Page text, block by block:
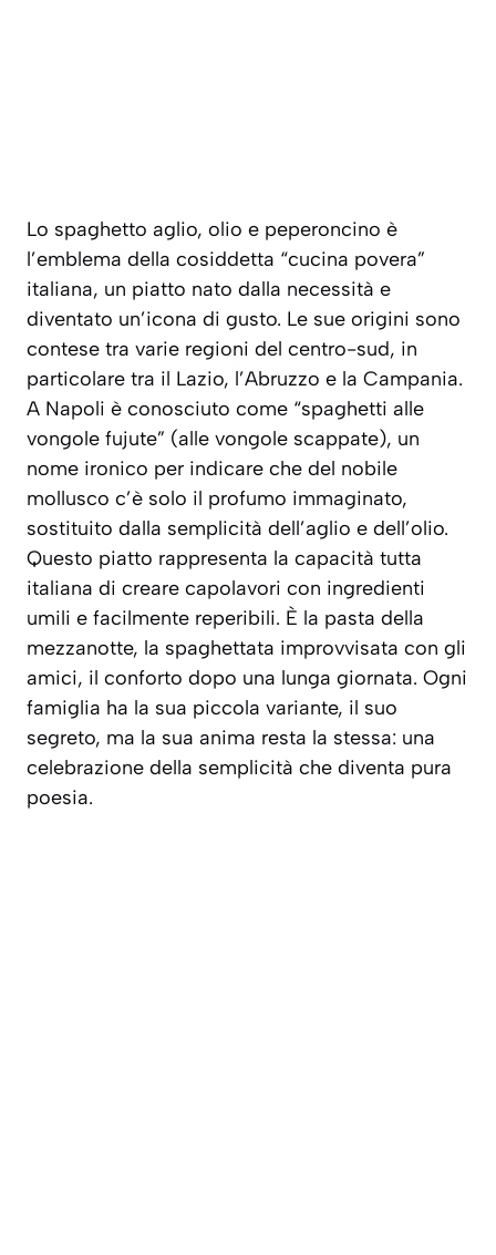
Lo spaghetto aglio, olio e peperoncino è
l’emblema della cosiddetta “cucina povera”
italiana, un piatto nato dalla necessità e
diventato un’icona di gusto. Le sue origini sono
contese tra varie regioni del centro-sud, in
particolare tra il Lazio, l’Abruzzo e la Campania.
A Napoli è conosciuto come “spaghetti alle
vongole fujute” (alle vongole scappate), un
nome ironico per indicare che del nobile
mollusco c’è solo il profumo immaginato,
sostituito dalla semplicità dell’aglio e dell’olio.
Questo piatto rappresenta la capacità tutta
italiana di creare capolavori con ingredienti
umili e facilmente reperibili. È la pasta della
mezzanotte, la spaghettata improvvisata con gli
amici, il conforto dopo una lunga giornata. Ogni
famiglia ha la sua piccola variante, il suo
segreto, ma la sua anima resta la stessa: una
celebrazione della semplicità che diventa pura
poesia.